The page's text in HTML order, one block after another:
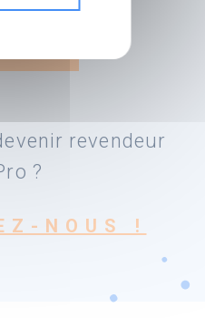
revendeur
?
NOUS !